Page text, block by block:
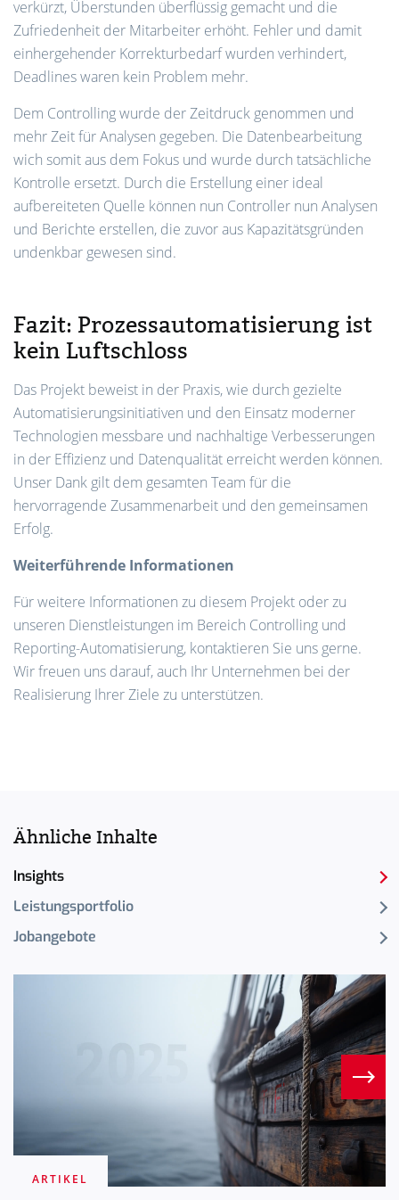
verkürzt, Überstunden überflüssig gemacht und die
Zufriedenheit der Mitarbeiter erhöht. Fehler und damit
einhergehender Korrekturbedarf wurden verhindert,
Deadlines waren kein Problem mehr.
Dem Controlling wurde der Zeitdruck genommen und
mehr Zeit für Analysen gegeben. Die Datenbearbeitung
wich somit aus dem Fokus und wurde durch tatsächliche
Kontrolle ersetzt. Durch die Erstellung einer ideal
aufbereiteten Quelle können nun Controller nun Analysen
und Berichte erstellen, die zuvor aus Kapazitätsgründen
undenkbar gewesen sind.
Fazit: Prozessautomatisierung ist
kein Luftschloss
Das Projekt beweist in der Praxis, wie durch gezielte
Automatisierungsinitiativen und den Einsatz moderner
Technologien messbare und nachhaltige Verbesserungen
in der Effizienz und Datenqualität erreicht werden können.
Unser Dank gilt dem gesamten Team für die
hervorragende Zusammenarbeit und den gemeinsamen
Erfolg.
Weiterführende Informationen
Für weitere Informationen zu diesem Projekt oder zu
unseren Dienstleistungen im Bereich Controlling und
Reporting-Automatisierung, kontaktieren Sie uns gerne.
Wir freuen uns darauf, auch Ihr Unternehmen bei der
Realisierung Ihrer Ziele zu unterstützen.
Ähnliche Inhalte
Insights
Leistungsportfolio
Jobangebote
ARTIKEL